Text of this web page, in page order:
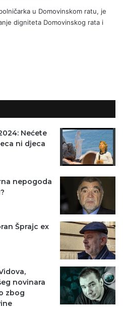
u Domovinskom ratu, je
digniteta Domovinskog rata i
Nećete
ni djeca
nepogoda
Šprajc ex
novinara
zbog